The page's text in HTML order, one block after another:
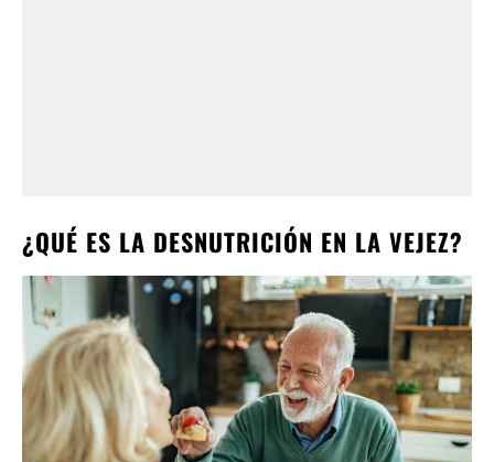
¿QUÉ ES LA DESNUTRICIÓN EN LA VEJEZ?